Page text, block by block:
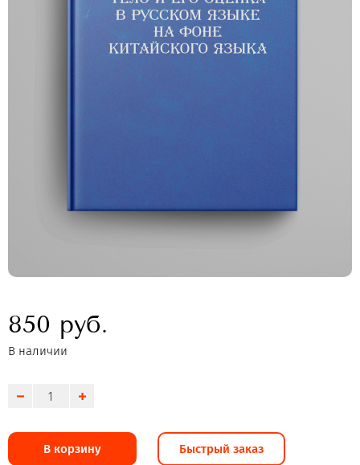
850 руб.
В наличии
В корзину Быстрый заказ